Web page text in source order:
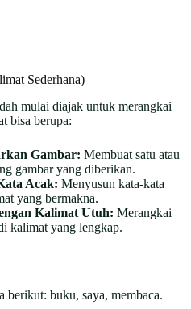
Sederhana)
mulai diajak untuk merangkai
bisa berupa:
Gambar: Membuat satu atau
gambar yang diberikan.
Acak: Menyusun kata-kata
yang bermakna.
Kalimat Utuh: Merangkai
kalimat yang lengkap.
berikut: buku, saya, membaca.